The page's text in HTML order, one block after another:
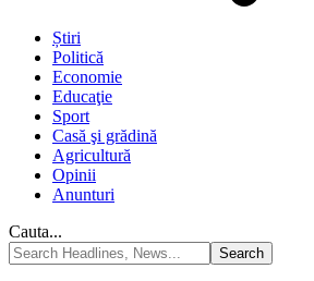
Știri
Politică
Economie
Educaţie
Sport
Casă şi grădină
Agricultură
Opinii
Anunturi
Cauta...